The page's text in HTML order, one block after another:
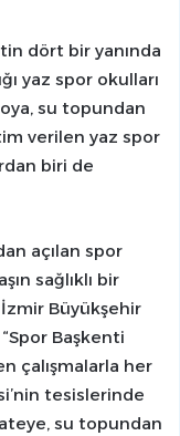
dört bir yanında
yaz spor okulları
su topundan
verilen yaz spor
biri de
açılan spor
sağlıklı bir
Büyükşehir
“Spor Başkenti
çalışmalarla her
tesislerinde
su topundan